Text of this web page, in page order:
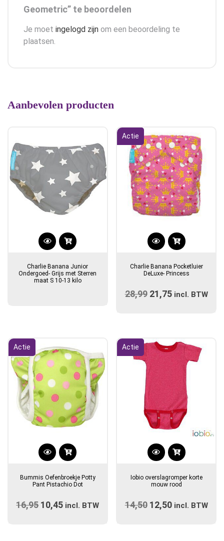
Geometric” te beoordelen
Je moet ingelogd zijn om een beoordeling te
plaatsen.
Aanbevolen producten
Charlie Banana Junior
Ondergoed- Grijs met Sterren
maat S 10-13 kilo
Actie
Charlie Banana Pocketluier
DeLuxe- Princess
28,99 Oorspronkelijke
21,75Huidige
incl. BTW
Actie
Dit
heeft
variaties.
Bummis Oefenbroekje Potty
Pant Pistachio Dot
16,95 Oorspronkelijke
10,45 Huidige
incl. BTW
Actie
Dit
heeft
variaties.
Iobio overslagromper korte
mouw rood
14,50 Oorspronkelijke
12,50Huidige
incl. BTW